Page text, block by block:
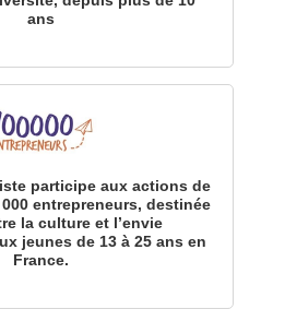
ans
participe aux actions de
entrepreneurs, destinée
la culture et l’envie
jeunes de 13 à 25 ans en
France.